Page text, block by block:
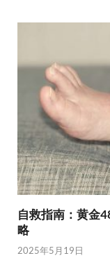
自救指南：黄金
略
2025年5月19日